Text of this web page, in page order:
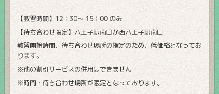
【教習時間】12：30〜 15：00 のみ
【待ち合わせ限定】八王子駅南口か西八王子駅南口
教習開始時間、待ち合わせ場所の指定のため、低価格となってお
ります。
※他の割引サービスの併用はできません
※時間・待ち合わせ場所が限定となっております。